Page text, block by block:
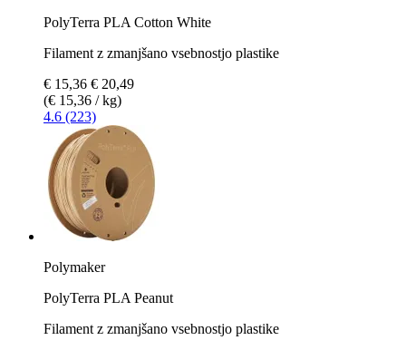
PolyTerra PLA Cotton White
Filament z zmanjšano vsebnostjo plastike
€ 15,36 € 20,49
(€ 15,36 / kg)
4.6 (223)
Polymaker
PolyTerra PLA Peanut
Filament z zmanjšano vsebnostjo plastike